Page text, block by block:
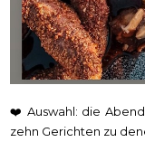
❤️ Auswahl: die
zehn Gerichten zu